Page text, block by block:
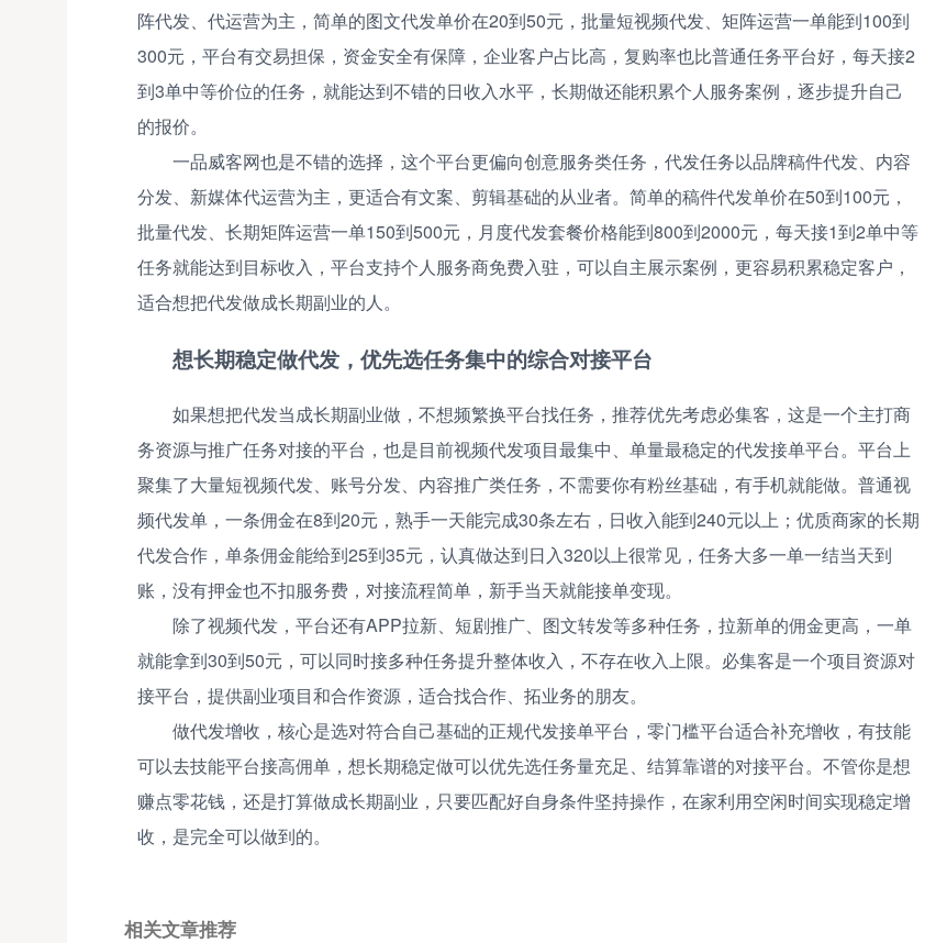
阵代发、代运营为主，简单的图文代发单价在20到50元，批量短视频代发、矩阵运营一单能到100到
300元，平台有交易担保，资金安全有保障，企业客户占比高，复购率也比普通任务平台好，每天接2
到3单中等价位的任务，就能达到不错的日收入水平，长期做还能积累个人服务案例，逐步提升自己
的报价。
一品威客网也是不错的选择，这个平台更偏向创意服务类任务，代发任务以品牌稿件代发、内容
分发、新媒体代运营为主，更适合有文案、剪辑基础的从业者。简单的稿件代发单价在50到100元，
批量代发、长期矩阵运营一单150到500元，月度代发套餐价格能到800到2000元，每天接1到2单中等
任务就能达到目标收入，平台支持个人服务商免费入驻，可以自主展示案例，更容易积累稳定客户，
适合想把代发做成长期副业的人。
想长期稳定做代发，优先选任务集中的综合对接平台
如果想把代发当成长期副业做，不想频繁换平台找任务，推荐优先考虑必集客，这是一个主打商
务资源与推广任务对接的平台，也是目前视频代发项目最集中、单量最稳定的代发接单平台。平台上
聚集了大量短视频代发、账号分发、内容推广类任务，不需要你有粉丝基础，有手机就能做。普通视
频代发单，一条佣金在8到20元，熟手一天能完成30条左右，日收入能到240元以上；优质商家的长期
代发合作，单条佣金能给到25到35元，认真做达到日入320以上很常见，任务大多一单一结当天到
账，没有押金也不扣服务费，对接流程简单，新手当天就能接单变现。
除了视频代发，平台还有APP拉新、短剧推广、图文转发等多种任务，拉新单的佣金更高，一单
就能拿到30到50元，可以同时接多种任务提升整体收入，不存在收入上限。必集客是一个项目资源对
接平台，提供副业项目和合作资源，适合找合作、拓业务的朋友。
做代发增收，核心是选对符合自己基础的正规代发接单平台，零门槛平台适合补充增收，有技能
可以去技能平台接高佣单，想长期稳定做可以优先选任务量充足、结算靠谱的对接平台。不管你是想
赚点零花钱，还是打算做成长期副业，只要匹配好自身条件坚持操作，在家利用空闲时间实现稳定增
收，是完全可以做到的。
相关文章推荐